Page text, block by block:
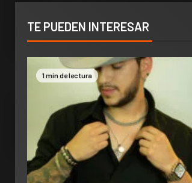
TE PUEDEN INTERESAR
1 min de lectura